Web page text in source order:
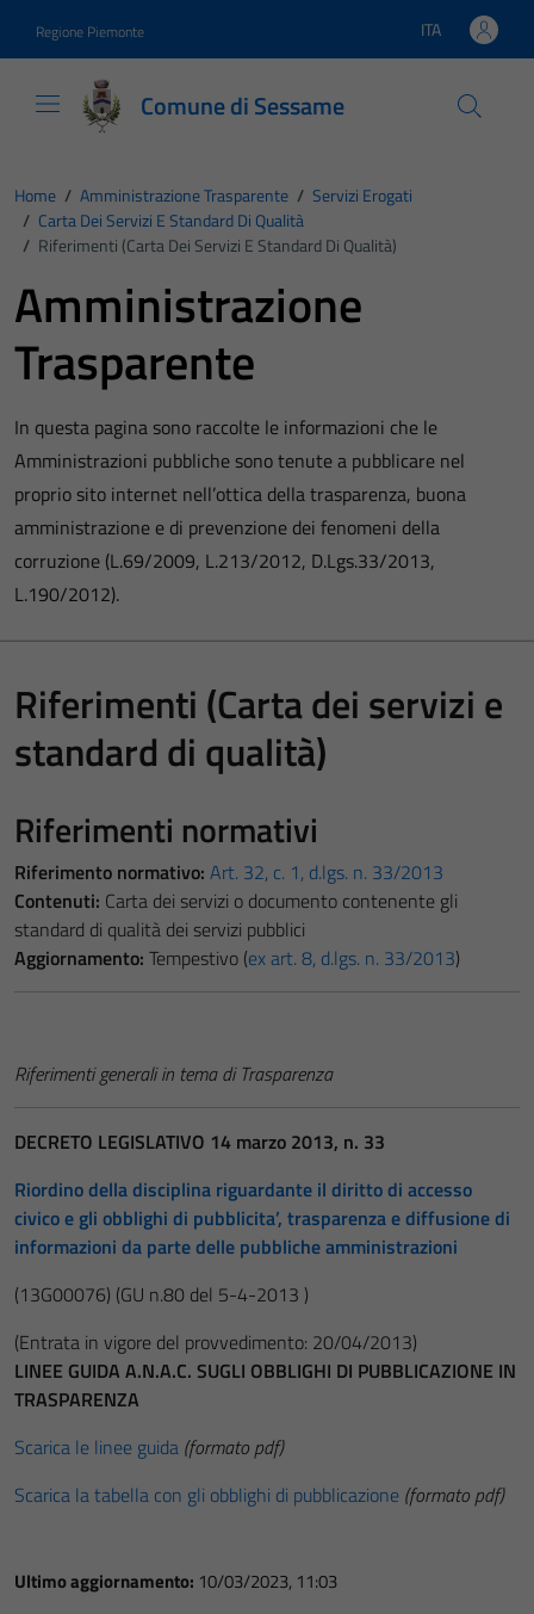
Regione Piemonte Lingua attiva:
ITA
Comune di Sessame
Home / Amministrazione Trasparente / Servizi Erogati
/ Carta Dei Servizi E Standard Di Qualità
/ Riferimenti (Carta Dei Servizi E Standard Di Qualità)
Amministrazione
Trasparente
In questa pagina sono raccolte le informazioni che le
Amministrazioni pubbliche sono tenute a pubblicare nel
proprio sito internet nell’ottica della trasparenza, buona
amministrazione e di prevenzione dei fenomeni della
corruzione (L.69/2009, L.213/2012, D.Lgs.33/2013,
L.190/2012).
Riferimenti (Carta dei servizi e
standard di qualità)
Riferimenti normativi
Riferimento normativo: Art. 32, c. 1, d.lgs. n. 33/2013
Contenuti: Carta dei servizi o documento contenente gli
standard di qualità dei servizi pubblici
Aggiornamento: Tempestivo (ex art. 8, d.lgs. n. 33/2013)
Riferimenti generali in tema di Trasparenza
DECRETO LEGISLATIVO 14 marzo 2013, n. 33
Riordino della disciplina riguardante il diritto di accesso
civico e gli obblighi di pubblicita’, trasparenza e diffusione di
informazioni da parte delle pubbliche amministrazioni
(13G00076) (GU n.80 del 5-4-2013 )
(Entrata in vigore del provvedimento: 20/04/2013)
LINEE GUIDA A.N.A.C. SUGLI OBBLIGHI DI PUBBLICAZIONE IN
TRASPARENZA
Scarica le linee guida (formato pdf)
Scarica la tabella con gli obblighi di pubblicazione (formato pdf)
Ultimo aggiornamento: 10/03/2023, 11:03